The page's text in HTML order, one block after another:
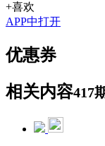
+喜欢
APP中打开
优惠券
相关内容417